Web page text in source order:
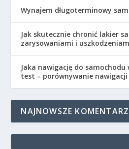
Wynajem długoterminowy
Jak skutecznie chronić lakier
zarysowaniami i
Jaka nawigację do samochodu
test – porównywanie nawigacji
NAJNOWSZE